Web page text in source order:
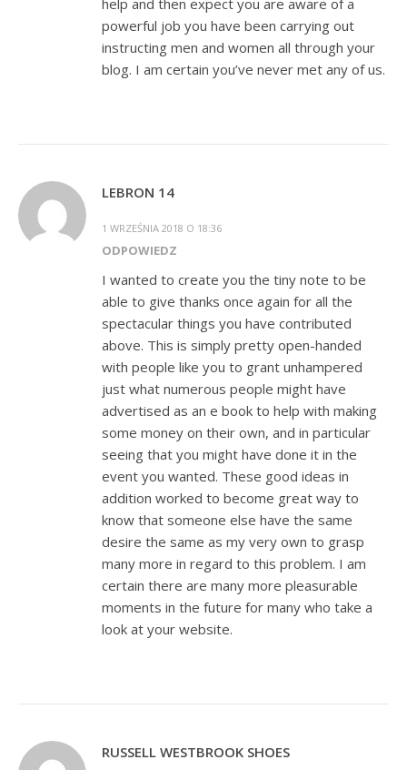
help and then expect you are aware of a
powerful job you have been carrying out
instructing men and women all through your
blog. I am certain you’ve never met any of us.
LEBRON 14
1 WRZEŚNIA 2018 O 18:36
ODPOWIEDZ
I wanted to create you the tiny note to be
able to give thanks once again for all the
spectacular things you have contributed
above. This is simply pretty open-handed
with people like you to grant unhampered
just what numerous people might have
advertised as an e book to help with making
some money on their own, and in particular
seeing that you might have done it in the
event you wanted. These good ideas in
addition worked to become great way to
know that someone else have the same
desire the same as my very own to grasp
many more in regard to this problem. I am
certain there are many more pleasurable
moments in the future for many who take a
look at your website.
RUSSELL WESTBROOK SHOES